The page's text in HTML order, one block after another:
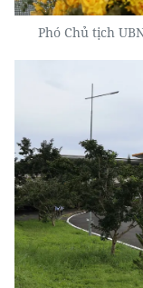
Phó Chủ tịch